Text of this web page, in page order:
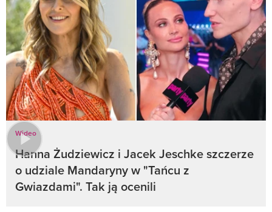
Wideo
Hanna Żudziewicz i Jacek Jeschke szczerze
o udziale Mandaryny w "Tańcu z
Gwiazdami". Tak ją ocenili